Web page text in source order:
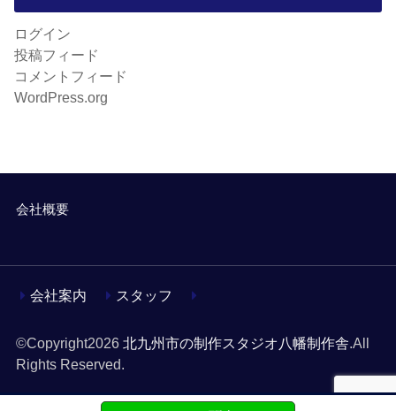
ログイン
投稿フィード
コメントフィード
WordPress.org
会社概要
会社案内 スタッフ
©Copyright2026 北九州市の制作スタジオ八幡制作舎.All
Rights Reserved.